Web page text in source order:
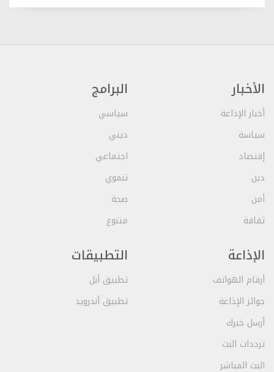
الأخبار
أخبار الإذاعة
سياسة
إقتصاد
دين
أمن
ثقافة
البرامج
سياسي
ديني
اجتماعي
تنموي
صحة
متنوع
الإذاعة
أرقام الهواتف
جوائز الإذاعة
أرسل خبرك
ترددات البث
البث المباشر
التطبيقات
تطبيق أبل
تطبيق أندرويد